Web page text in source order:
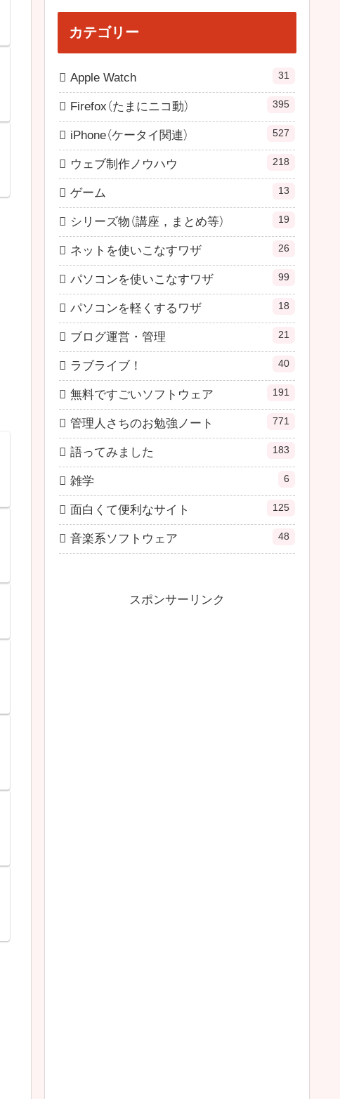
カテゴリー
Apple Watch 31
Firefox（たまにニコ動） 395
iPhone（ケータイ関連） 527
ウェブ制作ノウハウ 218
ゲーム 13
シリーズ物（講座，まとめ等） 19
ネットを使いこなすワザ 26
パソコンを使いこなすワザ 99
パソコンを軽くするワザ 18
ブログ運営・管理 21
ラブライブ！ 40
無料ですごいソフトウェア 191
管理人さちのお勉強ノート 771
語ってみました 183
雑学 6
面白くて便利なサイト 125
音楽系ソフトウェア 48
スポンサーリンク